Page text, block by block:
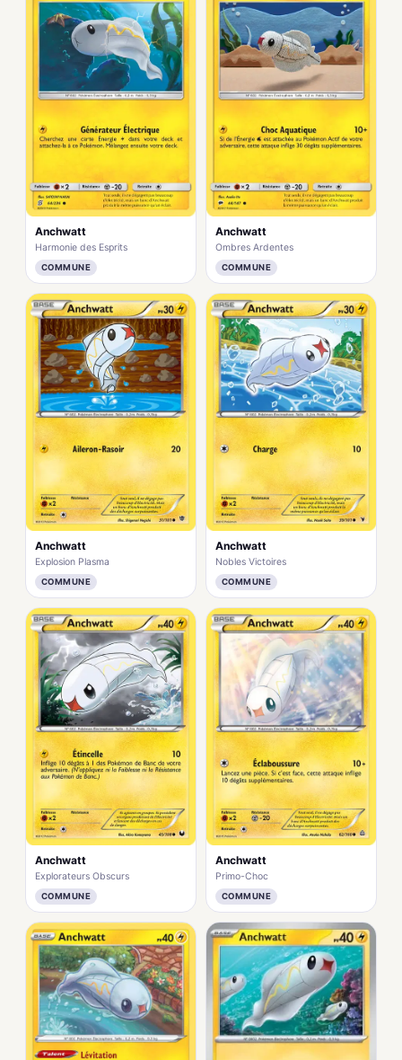
Anchwatt
Harmonie des Esprits
COMMUNE
Anchwatt
Ombres Ardentes
COMMUNE
Anchwatt
Explosion Plasma
COMMUNE
Anchwatt
Nobles Victoires
COMMUNE
Anchwatt
Explorateurs Obscurs
COMMUNE
Anchwatt
Primo-Choc
COMMUNE